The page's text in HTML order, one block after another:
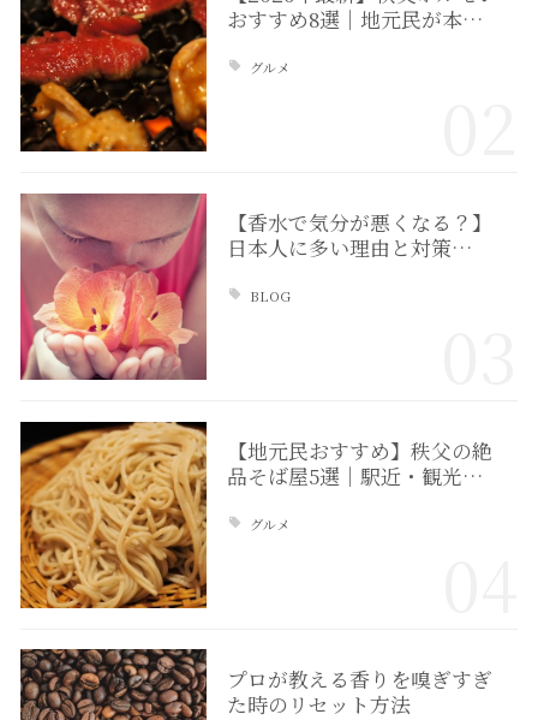
おすすめ8選｜地元民が本…
グルメ
【香水で気分が悪くなる？】
日本人に多い理由と対策…
BLOG
【地元民おすすめ】秩父の絶
品そば屋5選｜駅近・観光…
グルメ
プロが教える香りを嗅ぎすぎ
た時のリセット方法